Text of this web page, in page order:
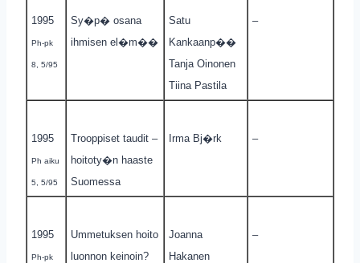
1995
Ph-pk
8, 5/95
Sy�p� osana
ihmisen el�m��
Satu
Kankaanp��
Tanja Oinonen
Tiina Pastila
–
1995
Ph aiku
5, 5/95
Trooppiset taudit –
hoitoty�n haaste
Suomessa
Irma Bj�rk –
1995
Ph-pk
Ummetuksen hoito
luonnon keinoin?
Joanna
Hakanen
–